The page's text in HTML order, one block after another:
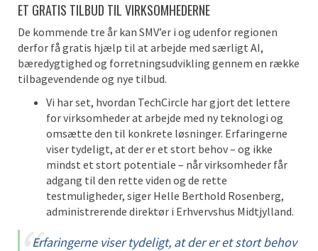
ET GRATIS TILBUD TIL VIRKSOMHEDERNE
De kommende tre år kan SMV’er i og udenfor regionen
derfor få gratis hjælp til at arbejde med særligt AI,
bæredygtighed og forretningsudvikling gennem en række
tilbagevendende og nye tilbud.
Vi har set, hvordan TechCircle har gjort det lettere
for virksomheder at arbejde med ny teknologi og
omsætte den til konkrete løsninger. Erfaringerne
viser tydeligt, at der er et stort behov – og ikke
mindst et stort potentiale – når virksomheder får
adgang til den rette viden og de rette
testmuligheder, siger Helle Berthold Rosenberg,
administrerende direktør i Erhvervshus Midtjylland.
Erfaringerne viser tydeligt, at der er et stort behov